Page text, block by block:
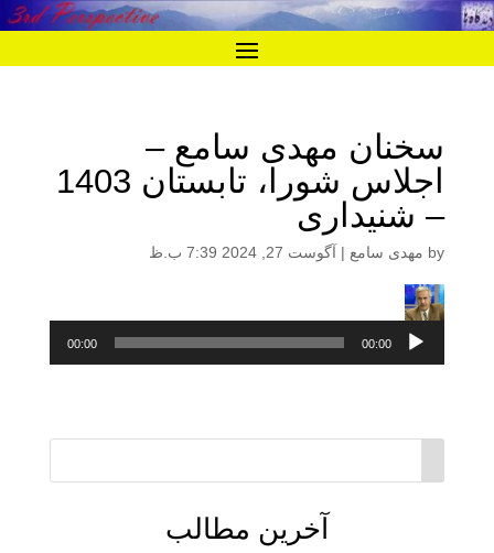
سخنان مهدی سامع –
اجلاس شورا، تابستان 1403
– شنیداری
by مهدی سامع | آگوست 27, 2024 7:39 ب.ظ
پخش‌کننده
صوت
00:00
00:00
آخرین مطالب